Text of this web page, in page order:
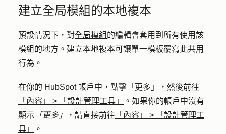
建立全局模組的本地複本
預設情況下，對全局模組的編輯會套用到所有使用該
模組的地方。建立本地複本可讓單一模板覆寫此共用
行為。
在你的 HubSpot 帳戶中，點擊 「更多」
，然後前往
「內容」
> 「設計管理工具」
。如果你的帳戶中沒有
顯示 「更多」 ，請直接前往 「內容」 >
「設計管理工
具」
。